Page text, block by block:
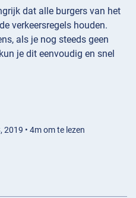
dat alle burgers van het
verkeersregels houden.
als je nog steeds geen
je dit eenvoudig en snel
• 4m om te lezen